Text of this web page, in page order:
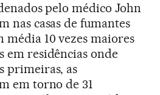
pelo médico John
nas casas de fumantes
média 10 vezes maiores
em residências onde
primeiras, as
em torno de 31